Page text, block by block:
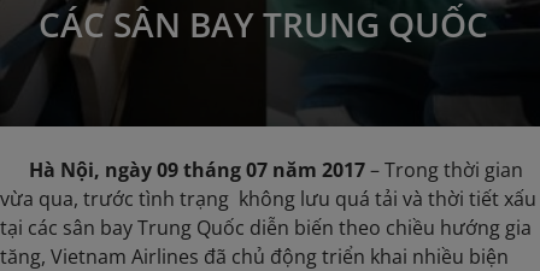
CÁC SÂN BAY TRUNG QUỐC
Hà Nội, ngày 09 tháng 07 năm 2017– Trong thời gian
vừa qua, trước tình trạng không lưu quá tải và thời tiết xấu
tại các sân bay Trung Quốc diễn biến theo chiều hướng gia
tăng, Vietnam Airlines đã chủ động triển khai nhiều biện